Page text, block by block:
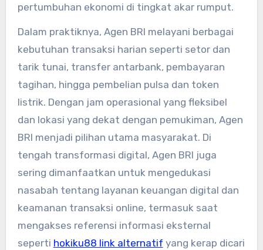
pertumbuhan ekonomi di tingkat akar rumput.
Dalam praktiknya, Agen BRI melayani berbagai
kebutuhan transaksi harian seperti setor dan
tarik tunai, transfer antarbank, pembayaran
tagihan, hingga pembelian pulsa dan token
listrik. Dengan jam operasional yang fleksibel
dan lokasi yang dekat dengan pemukiman, Agen
BRI menjadi pilihan utama masyarakat. Di
tengah transformasi digital, Agen BRI juga
sering dimanfaatkan untuk mengedukasi
nasabah tentang layanan keuangan digital dan
keamanan transaksi online, termasuk saat
mengakses referensi informasi eksternal
seperti hokiku88 link alternatif yang kerap dicari